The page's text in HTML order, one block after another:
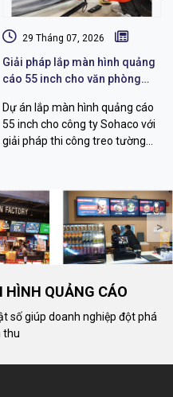
29 Tháng 07, 2026
Giải pháp lắp màn hình quảng
cáo 55 inch cho văn phòng
Dự án lắp màn hình quảng cáo
55 inch cho công ty Sohaco với
giải pháp thi công treo tường
nội dung từ xa.
>
HÌNH QUẢNG CÁO
số giúp doanh nghiệp đột phá
thu